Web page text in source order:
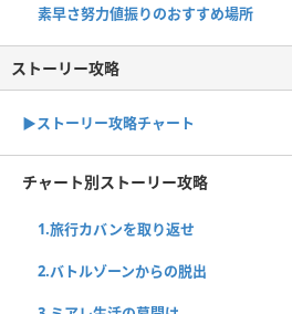
素早さ努力値振りのおすすめ場所
ストーリー攻略
▶︎ストーリー攻略チャート
チャート別ストーリー攻略
1.旅行カバンを取り返せ
2.バトルゾーンからの脱出